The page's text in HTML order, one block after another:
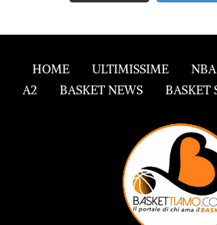
HOME ULTIMISSIME NBA
A2
BASKET NEWS BASKET